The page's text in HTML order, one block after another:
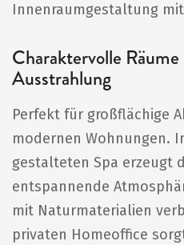
Innenraumgestaltung
Charaktervolle
Ausstrahlung
Perfekt für großflächige
modernen Wohnungen.
gestalteten Spa erzeugt
entspannende
mit Naturmaterialien
privaten Homeoffice